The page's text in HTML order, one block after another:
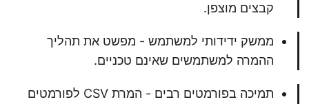
קבצים מוצפן.
ממשק ידידותי למשתמש - מפשט את תהליך
ההמרה למשתמשים שאינם טכניים.
תמיכה בפורמטים רבים - המרת CSV לפורמטים